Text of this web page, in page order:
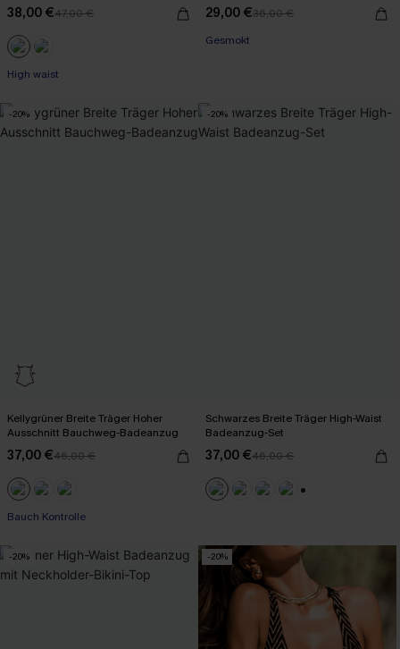
38,00 €47,00 €
High waist
29,00 €36,00 €
Gesmokt
-20%
Kellygrüner Breite Träger Hoher
Ausschnitt Bauchweg-Badeanzug
37,00 €46,00 €
Bauch Kontrolle
-20%
Schwarzes Breite Träger High-Waist
Badeanzug-Set
37,00 €46,00 €
-20% -20%